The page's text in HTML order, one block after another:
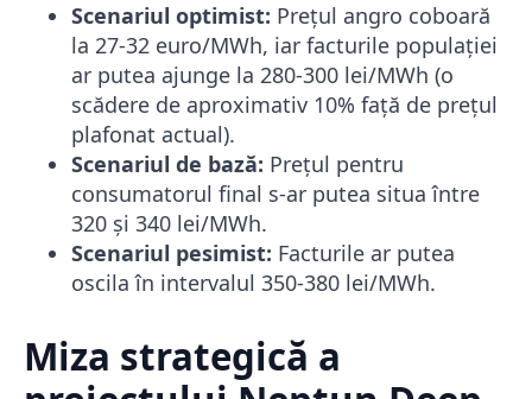
Scenariul optimist: Prețul angro coboară
la 27-32 euro/MWh, iar facturile populației
ar putea ajunge la 280-300 lei/MWh (o
scădere de aproximativ 10% față de prețul
plafonat actual).
Scenariul de bază: Prețul pentru
consumatorul final s-ar putea situa între
320 și 340 lei/MWh.
Scenariul pesimist: Facturile ar putea
oscila în intervalul 350-380 lei/MWh.
Miza strategică a